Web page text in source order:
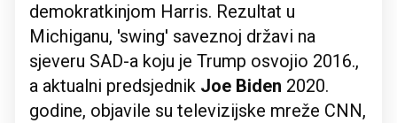
demokratkinjom Harris. Rezultat u
Michiganu, 'swing' saveznoj državi na
sjeveru SAD-a koju je Trump osvojio 2016.,
a aktualni predsjednik Joe Biden 2020.
godine, objavile su televizijske mreže CNN,